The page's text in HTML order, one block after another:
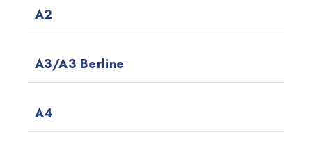
A2
A3/A3 Berline
A4